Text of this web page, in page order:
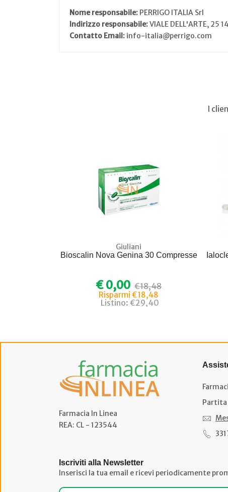
Nome responsabile: PERRIGO ITALIA Srl
Indirizzo responsabile:VIALE DELL'ARTE, 25
Contatto Email: info-italia@perrigo.com
I
Giuliani
Bioscalin Nova Genina 30 Compresse
€ 0,00 €18,48
Risparmi €18,48
Listino: €29,40
Farmacia In Linea
REA: CL - 123544
Partita
Iscriviti alla Newsletter
Inserisci la tua email e ricevi periodicamente